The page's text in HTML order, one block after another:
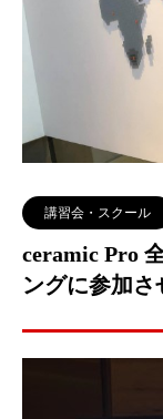
講習会・スクール
ceramic Pro
ングに参加さ